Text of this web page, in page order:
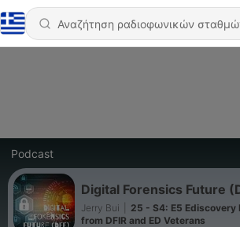
Podcast
Digital Forensics Future
Jerry Bui
25 - S4: E5
from DFIR and ED Veterans